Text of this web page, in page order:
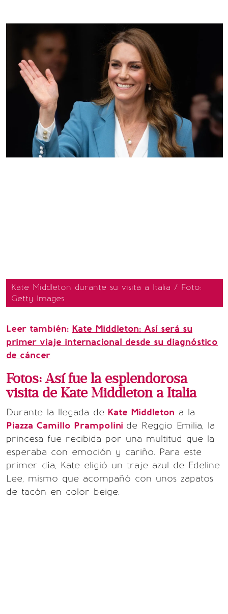
Kate Middleton durante su visita a Italia / Foto:
Getty Images
Leer también: Kate Middleton: Así será su
primer viaje internacional desde su diagnóstico
de cáncer
Fotos: Así fue la esplendorosa
visita de Kate Middleton a Italia
Durante la llegada de Kate Middleton a la
Piazza Camillo Prampolini de Reggio Emilia, la
princesa fue recibida por una multitud que la
esperaba con emoción y cariño. Para este
primer día, Kate eligió un traje azul de Edeline
Lee, mismo que acompañó con unos zapatos
de tacón en color beige.